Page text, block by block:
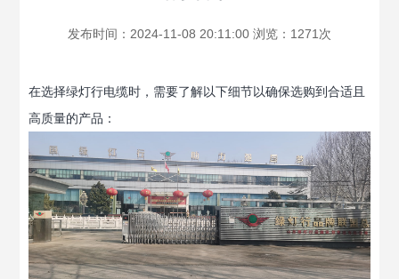
发布时间：2024-11-08 20:11:00 浏览：1271次
在选择绿灯行电缆时，需要了解以下细节以确保选购到合适且
高质量的产品：